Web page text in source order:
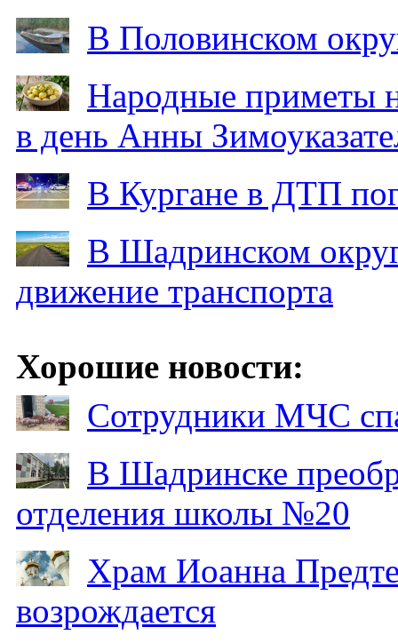
В Половинском
Народные приметы
в день Анны
В Кургане в ДТП
В Шадринском
движение транспорта
Хорошие новости:
Сотрудники МЧС
В Шадринске
отделения школы №20
Храм Иоанна
возрождается